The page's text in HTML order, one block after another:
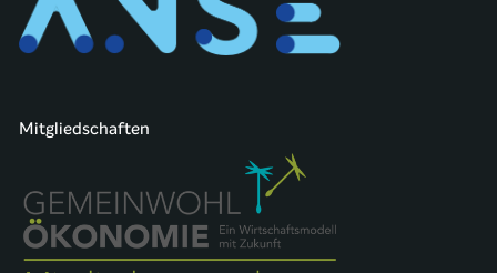
Mitgliedschaften